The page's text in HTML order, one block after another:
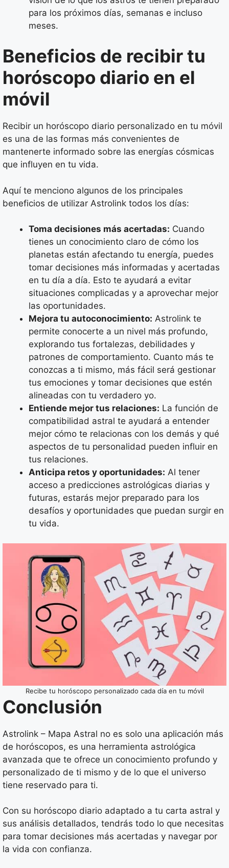
para los próximos días, semanas e incluso
meses.
Beneficios de recibir tu
horóscopo diario en el
móvil
Recibir un horóscopo diario personalizado en tu móvil
es una de las formas más convenientes de
mantenerte informado sobre las energías cósmicas
que influyen en tu vida.
Aquí te menciono algunos de los principales
beneficios de utilizar Astrolink todos los días:
Toma decisiones más acertadas: Cuando
tienes un conocimiento claro de cómo los
planetas están afectando tu energía, puedes
tomar decisiones más informadas y acertadas
en tu día a día. Esto te ayudará a evitar
situaciones complicadas y a aprovechar mejor
las oportunidades.
Mejora tu autoconocimiento: Astrolink te
permite conocerte a un nivel más profundo,
explorando tus fortalezas, debilidades y
patrones de comportamiento. Cuanto más te
conozcas a ti mismo, más fácil será gestionar
tus emociones y tomar decisiones que estén
alineadas con tu verdadero yo.
Entiende mejor tus relaciones: La función de
compatibilidad astral te ayudará a entender
mejor cómo te relacionas con los demás y qué
aspectos de tu personalidad pueden influir en
tus relaciones.
Anticipa retos y oportunidades: Al tener
acceso a predicciones astrológicas diarias y
futuras, estarás mejor preparado para los
desafíos y oportunidades que puedan surgir en
tu vida.
Recibe tu horóscopo personalizado cada día en tu móvil
Conclusión
Astrolink – Mapa Astral no es solo una aplicación más
de horóscopos, es una herramienta astrológica
avanzada que te ofrece un conocimiento profundo y
personalizado de ti mismo y de lo que el universo
tiene reservado para ti.
Con su horóscopo diario adaptado a tu carta astral y
sus análisis detallados, tendrás todo lo que necesitas
para tomar decisiones más acertadas y navegar por
la vida con confianza.